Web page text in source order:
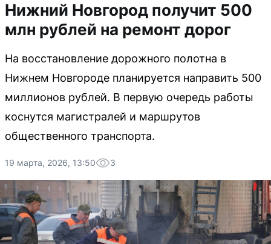
Нижний Новгород получит 500
млн рублей на ремонт дорог
На восстановление дорожного полотна в
Нижнем Новгороде планируется направить 500
миллионов рублей. В первую очередь работы
коснутся магистралей и маршрутов
общественного транспорта.
19 марта, 2026, 13:50 3